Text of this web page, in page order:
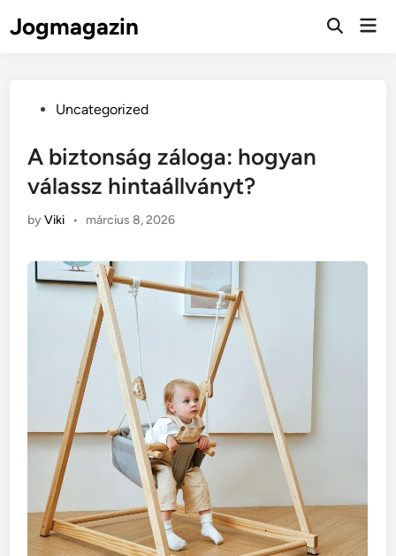
toJogmagazin
PostedUncategorized
A biztonság záloga: hogyan
válassz hintaállványt?
byViki • március 8, 2026